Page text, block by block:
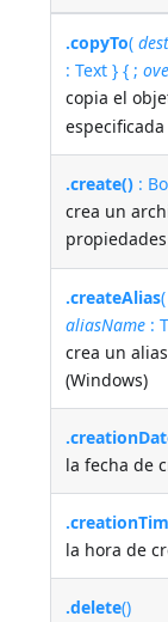
.copyTo(
: Text } { ;
copia el
especificada
.create() :
crea un
.createAlias
aliasName :
crea un
(Windows)
la fecha de
la hora de
.delete()